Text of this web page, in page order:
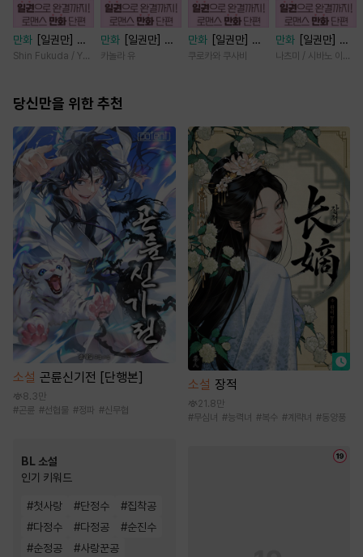
만화
[일권만] 전
하께서는 오늘도
(웃음) [단행본]
Shin Fukuda / Yoko Kurosu
만화
[일권만] 죽
을 뻔한 늑대가 운
카놀라 유
만화
[일권만] 내
게 간섭하지 않겠
쿠로카와 쿠사비
만화
[일권만] 모
든 것을 포기한 평
나츠미 / 시바노 이즈미
당신만을 위한 추천
소설 곤륜신기전 [단행본]
8.3만
#곤륜 #선협물 #정파 #신무협
BL 소설
인기 키워드
#첫사랑 #단정수 #집착공
#다정수 #다정공 #순진수
#순정공 #사랑꾼공
소설 장적
21.8만
#무심녀 #능력녀 #복수 #계략녀 #동양풍